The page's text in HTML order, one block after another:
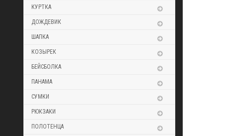
КУРТКА
ДОЖДЕВИК
ШАПКА
КОЗЫРЕК
БЕЙСБОЛКА
ПАНАМА
СУМКИ
РЮКЗАКИ
ПОЛОТЕНЦА